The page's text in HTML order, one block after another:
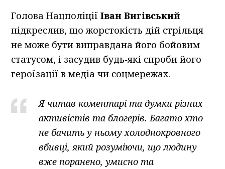
Голова НацполіціїІван Вигівський
підкреслив, що жорстокість дій стрільця
не може бути виправдана його бойовим
статусом, і засудив будь‑які спроби його
героїзації в медіа чи соцмережах.
Я читав коментарі та думки різних
активістів та блогерів. Багато хто
не бачить у ньому холоднокровного
вбивці, який розуміючи, що людину
вже поранено, умисно та